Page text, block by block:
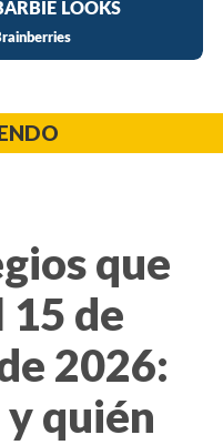
que
de
2026:
quién